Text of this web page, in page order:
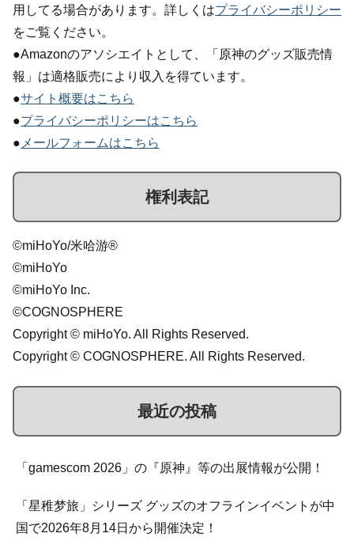
用してる場合があります。詳しくはプライバシーポリシー
をご覧ください。
●Amazonのアソシエイトとして、「原神のグッズ販売情
報」は適格販売により収入を得ています。
●サイト概要はこちら
●プライバシーポリシーはこちら
● メールフォームはこちら
権利表記
©miHoYo/米哈游®
©miHoYo
©miHoYo Inc.
©COGNOSPHERE
Copyright © miHoYo. All Rights Reserved.
Copyright © COGNOSPHERE. All Rights Reserved.
最近の投稿
「gamescom 2026」の『原神』等の出展情報が公開！
「星稚梦旅」シリーズ グッズのオフラインイベントが中
国で2026年8月14日から開催決定！